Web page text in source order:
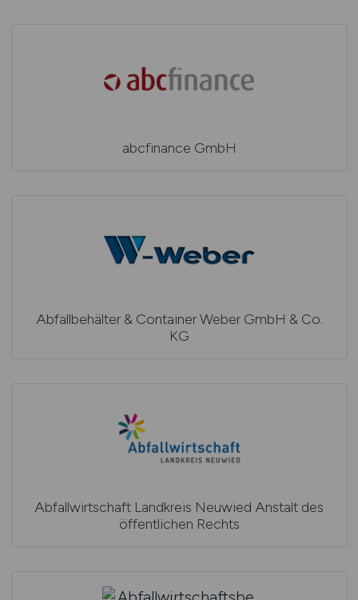
abcfinance GmbH
Abfallbehälter & Container Weber GmbH & Co.
KG
Abfallwirtschaft Landkreis Neuwied Anstalt des
öffentlichen Rechts